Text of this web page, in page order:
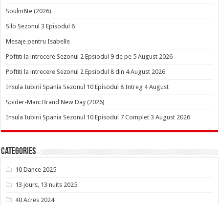
Soulm8te (2026)
Silo Sezonul 3 Episodul 6
Mesaje pentru Isabelle
Poftiti la intrecere Sezonul 2 Epsiodul 9 de pe 5 August 2026
Poftiti la intrecere Sezonul 2 Epsiodul 8 din 4 August 2026
Insula Iubirii Spania Sezonul 10 Episodul 8 Intreg 4 August
Spider-Man: Brand New Day (2026)
Insula Iubirii Spania Sezonul 10 Episodul 7 Complet 3 August 2026
Categories
10 Dance 2025
13 jours, 13 nuits 2025
40 Acres 2024